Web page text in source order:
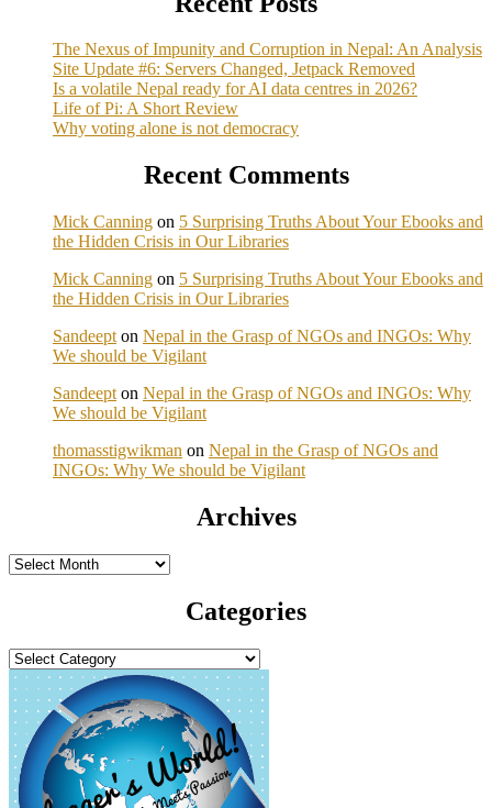
The Nexus of Impunity and Corruption in Nepal: An Analysis
Site Update #6: Servers Changed, Jetpack Removed
Is a volatile Nepal ready for AI data centres in 2026?
Life of Pi: A Short Review
Why voting alone is not democracy
Recent Comments
Mick Canning on 5 Surprising Truths About Your Ebooks and
the Hidden Crisis in Our Libraries
Mick Canning on 5 Surprising Truths About Your Ebooks and
the Hidden Crisis in Our Libraries
Sandeept on Nepal in the Grasp of NGOs and INGOs: Why
We should be Vigilant
Sandeept on Nepal in the Grasp of NGOs and INGOs: Why
We should be Vigilant
thomasstigwikman on Nepal in the Grasp of NGOs and
INGOs: Why We should be Vigilant
Archives
Archives
Categories
Categories